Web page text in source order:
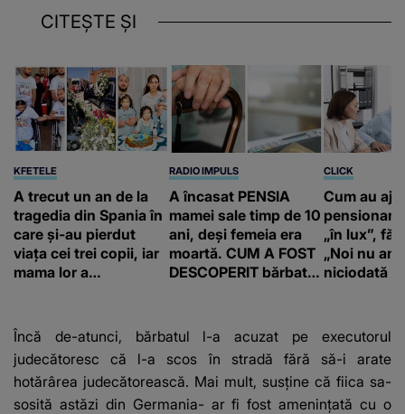
CITEȘTE ȘI
KFETELE
A trecut un an de la
tragedia din Spania în
care și-au pierdut
viața cei trei copii, iar
mama lor a…
RADIO IMPULS
A încasat PENSIA
mamei sale timp de 10
ani, deși femeia era
moartă. CUM A FOST
DESCOPERIT bărbatul
banii obținuți? SUMA
E COLOSALĂ
CLICK
Cum au
pensionari
„în lux”,
„Noi nu
niciodată
Încă de-atunci, bărbatul l-a acuzat pe executorul
judecătoresc că l-a scos în stradă fără să-i arate
hotărârea judecătorească. Mai mult, susține că fiica sa-
sosită astăzi din Germania- ar fi fost amenințată cu o